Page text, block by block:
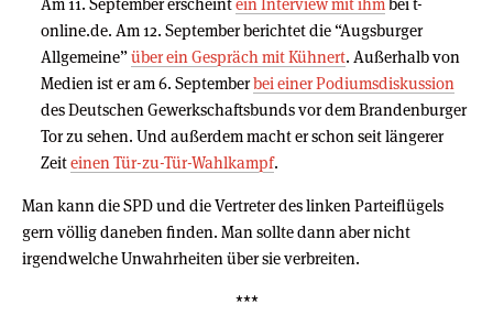
online.de. Am 12. September berichtet die “Augsburger
Allgemeine”über ein Gespräch mit Kühnert. Außerhalb von
Medien ist er am 6. Septemberbei einer Podiumsdiskussion
des Deutschen Gewerkschaftsbunds vor dem Brandenburger
Tor zu sehen. Und außerdem macht er schon seit längerer
Zeiteinen Tür-zu-Tür-Wahlkampf.
Man kann die SPD und die Vertreter des linken Parteiflügels
gern völlig daneben finden. Man sollte dann aber nicht
irgendwelche Unwahrheiten über sie verbreiten.
***